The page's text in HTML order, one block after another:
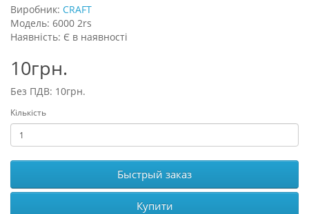
Виробник: CRAFT
Модель: 6000 2rs
Наявність: Є в наявності
10грн.
Без ПДВ: 10грн.
Кількість
Быстрый заказ
Купити